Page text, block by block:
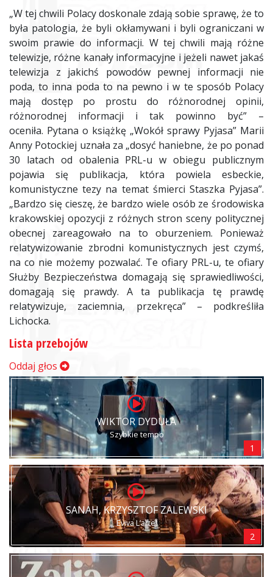
„W tej chwili Polacy doskonale zdają sobie sprawę, że to
była patologia, że byli okłamywani i byli ograniczani w
swoim prawie do informacji. W tej chwili mają różne
telewizje, różne kanały informacyjne i jeżeli nawet jakaś
telewizja z jakichś powodów pewnej informacji nie
poda, to inna poda to na pewno i w te sposób Polacy
mają dostęp po prostu do różnorodnej opinii,
różnorodnej informacji i tak powinno być” –
oceniła. Pytana o książkę „Wokół sprawy Pyjasa” Marii
Anny Potockiej uznała za „dosyć haniebne, że po ponad
30 latach od obalenia PRL-u w obiegu publicznym
pojawia się publikacja, która powiela esbeckie,
komunistyczne tezy na temat śmierci Staszka Pyjasa”.
„Bardzo się cieszę, że bardzo wiele osób ze środowiska
krakowskiej opozycji z różnych stron sceny politycznej
obecnej zareagowało na to oburzeniem. Ponieważ
relatywizowanie zbrodni komunistycznych jest czymś,
na co nie możemy pozwalać. Te ofiary PRL-u, te ofiary
Służby Bezpieczeństwa domagają się sprawiedliwości,
domagają się prawdy. A ta publikacja tę prawdę
relatywizuje, zaciemnia, przekręca” – podkreśliła
Lichocka.
Lista przebojów
Oddaj głos
WIKTOR DYDUŁA
Szybkie tempo
1
SANAH, KRZYSZTOF ZALEWSKI
Eviva L’arte!
2